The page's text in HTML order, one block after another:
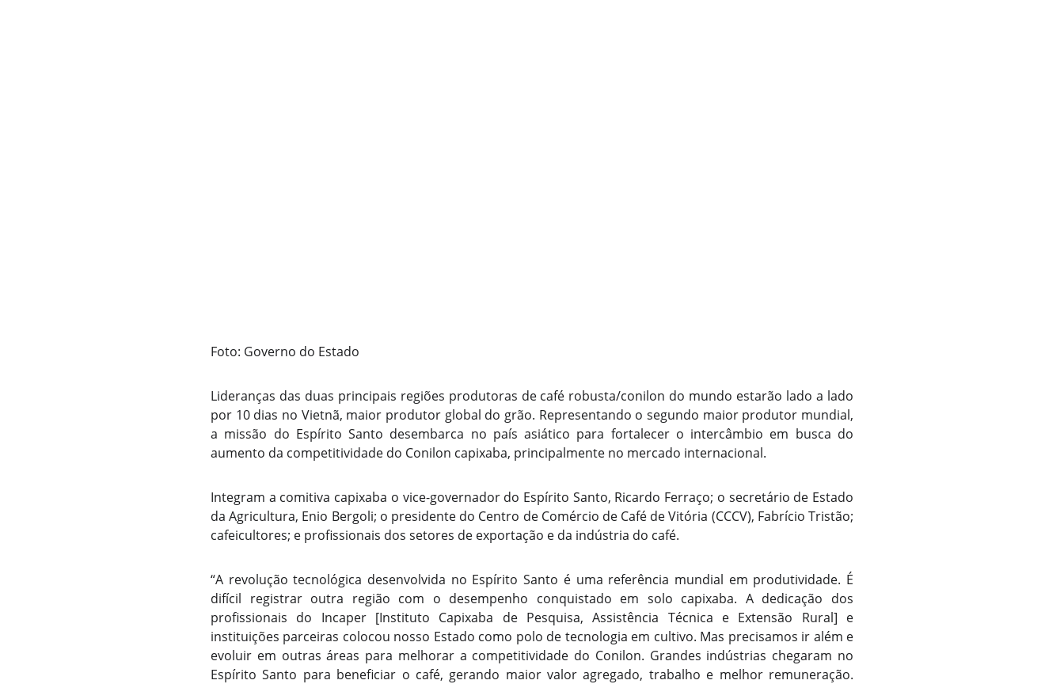
Foto: Governo do Estado
Lideranças das duas principais regiões produtoras de café robusta/conilon do mundo estarão lado a lado
por 10 dias no Vietnã, maior produtor global do grão. Representando o segundo maior produtor mundial,
a missão do Espírito Santo desembarca no país asiático para fortalecer o intercâmbio em busca do
aumento da competitividade do Conilon capixaba, principalmente no mercado internacional.
Integram a comitiva capixaba o vice-governador do Espírito Santo, Ricardo Ferraço; o secretário de Estado
da Agricultura, Enio Bergoli; o presidente do Centro de Comércio de Café de Vitória (CCCV), Fabrício Tristão;
cafeicultores; e profissionais dos setores de exportação e da indústria do café.
“A revolução tecnológica desenvolvida no Espírito Santo é uma referência mundial em produtividade. É
difícil registrar outra região com o desempenho conquistado em solo capixaba. A dedicação dos
profissionais do Incaper [Instituto Capixaba de Pesquisa, Assistência Técnica e Extensão Rural] e
instituições parceiras colocou nosso Estado como polo de tecnologia em cultivo. Mas precisamos ir além e
evoluir em outras áreas para melhorar a competitividade do Conilon. Grandes indústrias chegaram no
Espírito Santo para beneficiar o café, gerando maior valor agregado, trabalho e melhor remuneração.